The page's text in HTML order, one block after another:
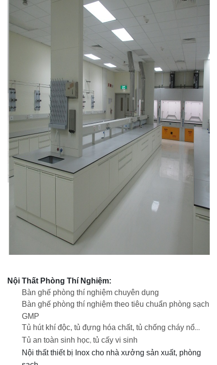
Nội Thất Phòng Thí Nghiệm:
Bàn ghế phòng thí nghiệm chuyên dụng
Bàn ghế phòng thí nghiệm theo tiêu chuẩn phòng sạch
GMP
Tủ hút khí độc, tủ đựng hóa chất, tủ chống cháy nổ…
Tủ an toàn sinh học, tủ cấy vi sinh
Nội thất thiết bị Inox cho nhà xưởng sản xuất, phòng